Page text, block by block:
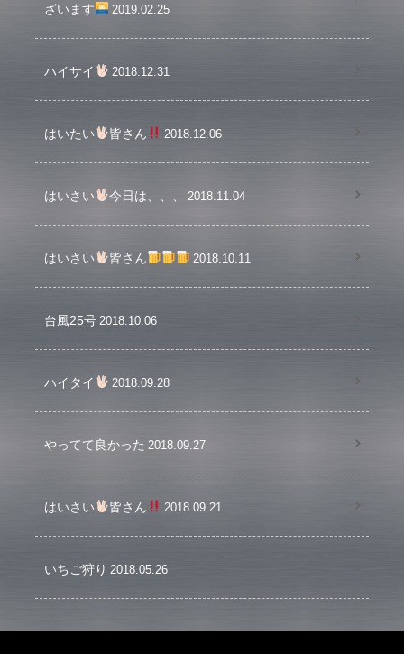
ざいます
2019.02.25
ハイサイ 2018.12.31
はいたい 皆さん 2018.12.06
はいさい 今日は、、、 2018.11.04
はいさい 皆さん 2018.10.11
台風25号 2018.10.06
ハイタイ 2018.09.28
やってて良かった 2018.09.27
はいさい 皆さん 2018.09.21
いちご狩り 2018.05.26